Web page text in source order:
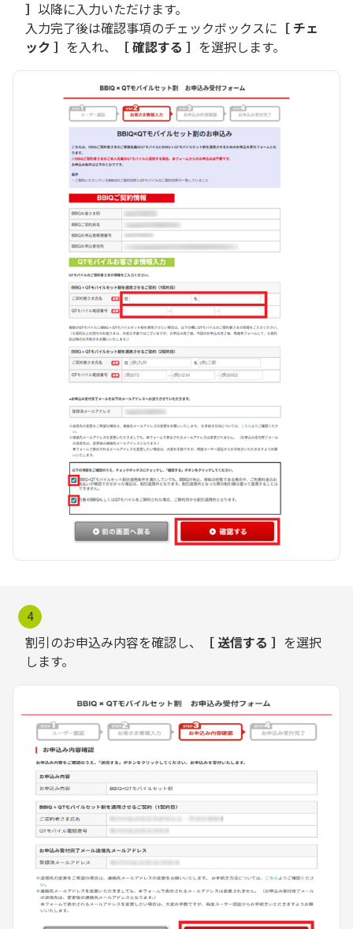
］ 以降に入力いただけます。
入力完了後は確認事項のチェックボックスに ［ チェ
ック ］ を入れ、 ［ 確認する ］ を選択します。
4
割引のお申込み内容を確認し、 ［ 送信する ］
を選択
します。